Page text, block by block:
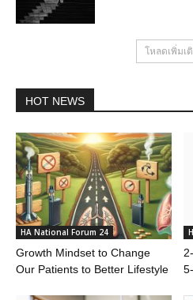
โหลดเพิ่มเ
HOT NEWS
HA National Forum 24
Growth Mindset to Change
Our Patients to Better Lifestyle